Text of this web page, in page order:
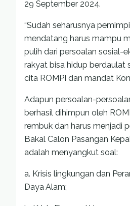
29 September 2024.
“Sudah seharusnya
mendatang harus mampu
pulih dari persoalan sosial-
rakyat bisa hidup berdaulat
cita ROMPI dan mandat
Adapun persoalan-
berhasil dihimpun oleh
rembuk dan harus menjadi
Bakal Calon Pasangan
adalah menyangkut soal:
a. Krisis lingkungan dan
Daya Alam;